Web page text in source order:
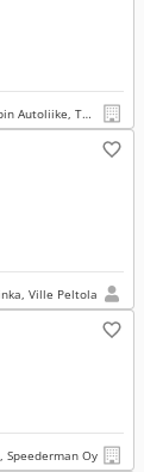
Tervajoki, Rinta-Joupin Autoliike, Tervajoki
Ville Peltola
Speederman Oy